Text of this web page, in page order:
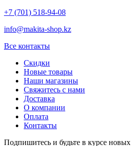
+7 (701) 518-94-08
info@makita-shop.kz
Все контакты
Скидки
Новые товары
Наши магазины
Свяжитесь с нами
Доставка
О компании
Оплата
Контакты
Подпишитесь и будьте в курсе новых